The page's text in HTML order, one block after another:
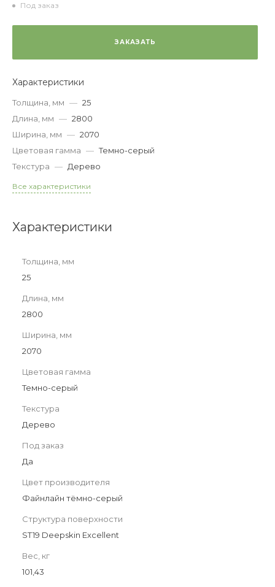
Под заказ
ЗАКАЗАТЬ
Характеристики
Толщина, мм — 25
Длина, мм — 2800
Ширина, мм — 2070
Цветовая гамма — Темно-серый
Текстура — Дерево
Все характеристики
Характеристики
Толщина, мм
25
Длина, мм
2800
Ширина, мм
2070
Цветовая гамма
Темно-серый
Текстура
Дерево
Под заказ
Да
Цвет производителя
Файнлайн тёмно-серый
Структура поверхности
ST19 Deepskin Excellent
Вес, кг
101,43